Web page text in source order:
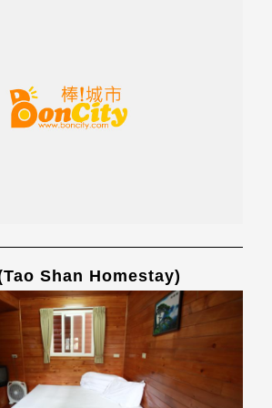
Shan Homestay)